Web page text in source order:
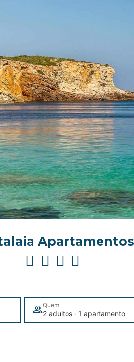
Apartamentos
Quem
2 adultos · 1 apartamento